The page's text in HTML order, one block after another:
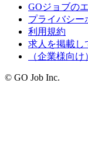
GOジョブの
プライバシー
利用規約
求人を掲載し
（企業様向
© GO Job Inc.